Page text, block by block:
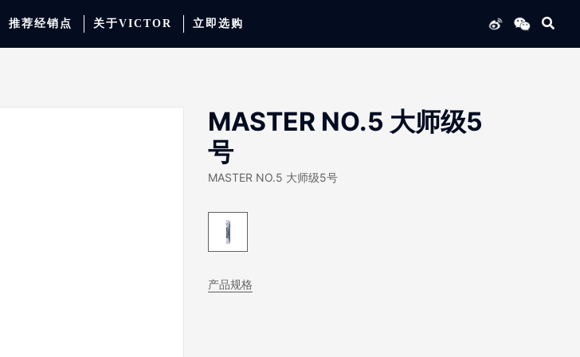
推荐经销点 关于VICTOR 立即选购
MASTER NO.5 大师级5
号
MASTER NO.5 大师级5号
产品规格